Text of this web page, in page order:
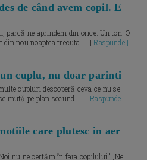
de când avem copil. E
parcă ne aprindem din orice. Un ton. O
din nou noaptea trecuta.... |Raspunde |
cuplu, nu doar parinti
cupluri descoperă ceva ce nu se
mută pe plan secund. ... |Raspunde |
care plutesc in aer
nu ne certăm în fața copilului.” „Ne